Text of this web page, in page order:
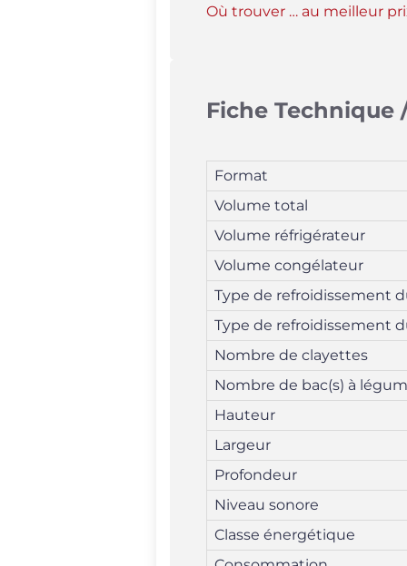
Où trouver … au meilleur
Fiche Technique
Format
Volume total
Volume réfrigérateur
Volume congélateur
Type de refroidissement
Type de refroidissement
Nombre de clayettes
Nombre de bac(s) à
Hauteur
Largeur
Profondeur
Niveau sonore
Classe énergétique